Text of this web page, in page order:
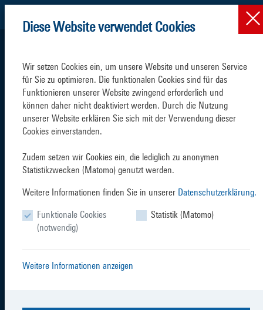
SCHIFFSVERKEHR TERMINALS
Diese Website verwendet Cookies
Wir setzen Cookies ein, um unsere Website und unseren Service
für Sie zu optimieren. Die funktionalen Cookies sind für das
Funktionieren unserer Website zwingend erforderlich und
können daher nicht deaktiviert werden. Durch die Nutzung
unserer Website erklären Sie sich mit der Verwendung dieser
Cookies einverstanden.
Zudem setzen wir Cookies ein, die lediglich zu anonymen
Statistikzwecken (Matomo) genutzt werden.
Weitere Informationen finden Sie in unserer Datenschutzerklärung.
Funktionale Cookies
(notwendig)
Statistik (Matomo)
Weitere Informationen anzeigen